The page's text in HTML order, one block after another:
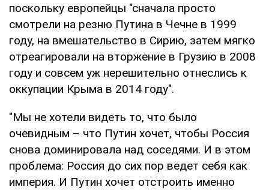
поскольку европейцы "сначала просто
смотрели на резню Путина в Чечне в 1999
году, на вмешательство в Сирию, затем мягко
отреагировали на вторжение в Грузию в 2008
году и совсем уж нерешительно отнеслись к
оккупации Крыма в 2014 году".
"Мы не хотели видеть то, что было
очевидным – что Путин хочет, чтобы Россия
снова доминировала над соседями. И в этом
проблема: Россия до сих пор ведет себя как
империя. И Путин хочет отстроить именно